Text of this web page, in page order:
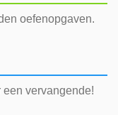
oefenopgaven.
vervangende!